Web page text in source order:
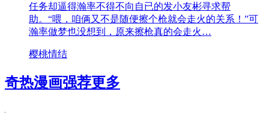
任务却逼得瀚率不得不向自已的发小友彬寻求帮
助。“喂，咱俩又不是随便擦个枪就会走火的关系！”可
瀚率做梦也没想到，原来擦枪真的会走火…
樱桃情结
奇热漫画强荐更多